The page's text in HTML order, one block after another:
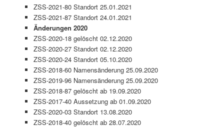
ZSS-2021-80 Standort 25.01.2021
ZSS-2021-87 Standort 24.01.2021
Änderungen 2020
ZSS-2020-18 gelöscht 02.12.2020
ZSS-2020-27 Standort 02.12.2020
ZSS-2020-24 Standort 05.10.2020
ZSS-2018-60 Namensänderung 25.09.2020
ZSS-2019-96 Namensänderung 25.09.2020
ZSS-2018-87 gelöscht ab 19.09.2020
ZSS-2017-40 Aussetzung ab 01.09.2020
ZSS-2020-03 Standort 13.08.2020
ZSS-2018-40 gelöscht ab 28.07.2020